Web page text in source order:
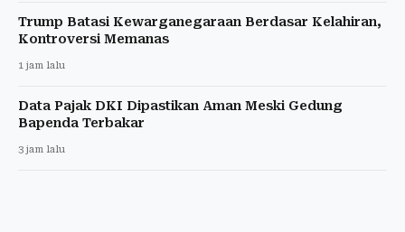
Trump Batasi Kewarganegaraan Berdasar Kelahiran,
Kontroversi Memanas
1 jam lalu
Data Pajak DKI Dipastikan Aman Meski Gedung
Bapenda Terbakar
3 jam lalu